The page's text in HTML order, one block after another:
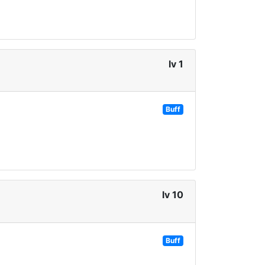
lv 1
Buff
lv 10
Buff